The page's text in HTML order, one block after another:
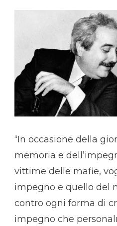
“In occasione della
memoria e
vittime delle mafie,
impegno e quello del
contro ogni forma di
impegno che